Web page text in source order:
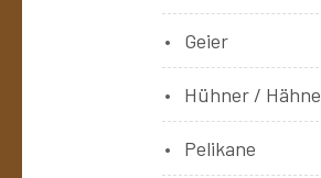
Geier
Hühner / Hähne
Pelikane